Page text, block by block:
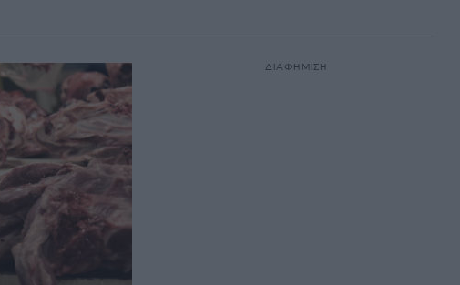
ΔΙΑΦΗΜΙΣΗ